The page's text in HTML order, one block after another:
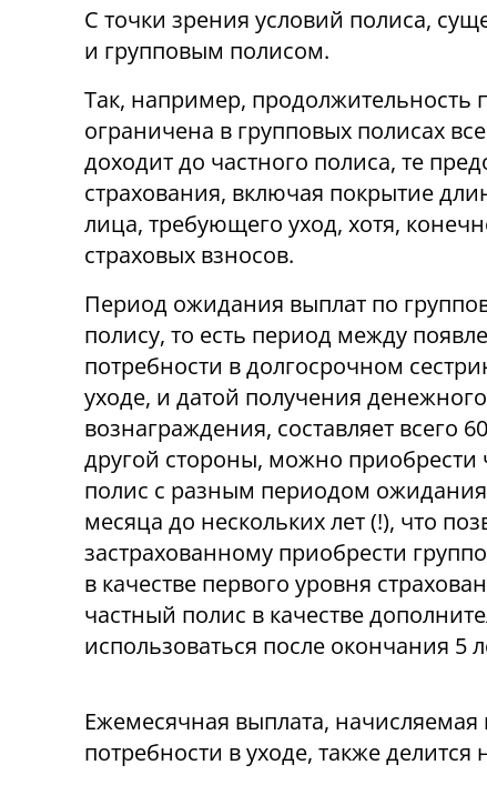
С точки зрения условий полиса,
и групповым полисом.
Так, например, продолжительность
ограничена в групповых полисах
доходит до частного полиса, те
страхования, включая покрытие
лица, требующего уход, хотя,
страховых взносов.
Период ожидания выплат по
полису, то есть период между
потребности в долгосрочном
уходе, и датой получения денежного
вознаграждения, составляет всего
другой стороны, можно приобрести
полис с разным периодом
месяца до нескольких лет (!), что
застрахованному приобрести
в качестве первого уровня
частный полис в качестве
использоваться после окончания 5
Ежемесячная выплата, начисляемая
потребности в уходе, также